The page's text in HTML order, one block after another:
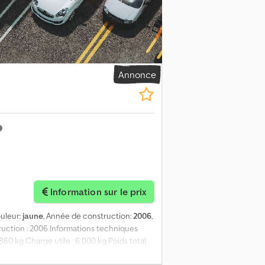
satisfait ou remboursé ✔ Paiement
outils et ressources utiles pour tous
Annonce
Information sur le prix
jaune, Année de construction: 2006,
: 2006 Informations techniques
kg Charge utile : 6 000 kg Poids total
: bon Informations financières Prix : sur